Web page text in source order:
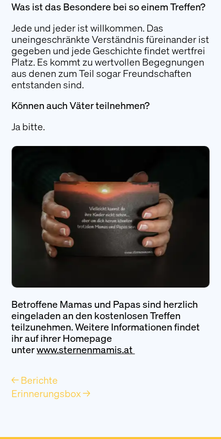
Newsletter
Mit unserem Newsletter halten wir Sie über
aktuelle News, Veranstaltungen und
Aktivitäten auf dem Laufenden.
Anmelden
Was ist das Besondere bei so einem Treffen?
Jede und jeder ist willkommen. Das
uneingeschränkte Verständnis füreinander ist
gegeben und jede Geschichte findet wertfrei
Platz. Es kommt zu wertvollen Begegnungen
aus denen zum Teil sogar Freundschaften
entstanden sind.
Können auch Väter teilnehmen?
Ja bitte.
Betroffene Mamas und Papas sind herzlich
eingeladen an den kostenlosen Treffen
teilzunehmen. Weitere Informationen findet
ihr auf ihrer Homepage
unterwww.sternenmamis.at
← Berichte
Erinnerungsbox →